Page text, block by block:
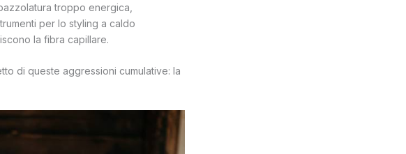
troppo energica,
per lo styling a caldo
la fibra capillare.
di queste aggressioni cumulative: la